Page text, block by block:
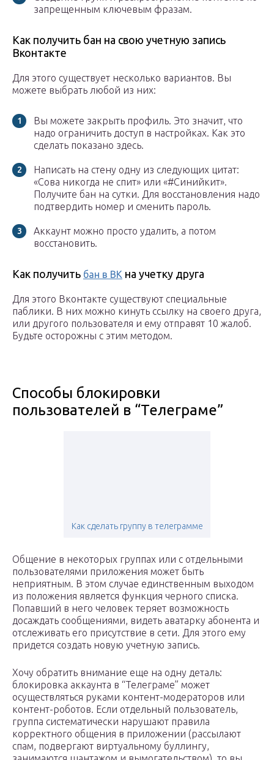
запрещенным ключевым фразам.
Как получить бан на свою учетную запись
Вконтакте
Для этого существует несколько вариантов. Вы
можете выбрать любой из них:
Вы можете закрыть профиль. Это значит, что
надо ограничить доступ в настройках. Как это
сделать показано здесь.
Написать на стену одну из следующих цитат:
«Сова никогда не спит» или «#Синийкит».
Получите бан на сутки. Для восстановления надо
подтвердить номер и сменить пароль.
Аккаунт можно просто удалить, а потом
восстановить.
Как получить бан в ВК на учетку друга
Для этого Вконтакте существуют специальные
паблики. В них можно кинуть ссылку на своего друга,
или другого пользователя и ему отправят 10 жалоб.
Будьте осторожны с этим методом.
Способы блокировки
пользователей в “Телеграме”
Как сделать группу в телеграмме
Общение в некоторых группах или с отдельными
пользователями приложения может быть
неприятным. В этом случае единственным выходом
из положения является функция черного списка.
Попавший в него человек теряет возможность
досаждать сообщениями, видеть аватарку абонента и
отслеживать его присутствие в сети. Для этого ему
придется создать новую учетную запись.
Хочу обратить внимание еще на одну деталь:
блокировка аккаунта в “Телеграме” может
осуществляться руками контент-модераторов или
контент-роботов. Если отдельный пользователь,
группа систематически нарушают правила
корректного общения в приложении (рассылают
спам, подвергают виртуальному буллингу,